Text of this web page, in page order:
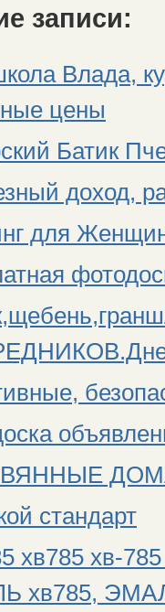
записи:
Влада,
цены
Батик
доход,
для
стандарт
хв785 хв-
хв785,